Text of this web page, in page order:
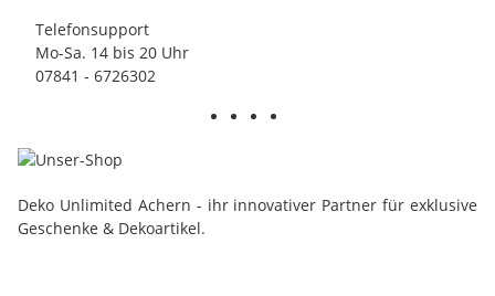
Telefonsupport
Mo-Sa. 14 bis 20 Uhr
07841 - 6726302
Deko Unlimited Achern - ihr innovativer Partner für exklusive
Geschenke & Dekoartikel.